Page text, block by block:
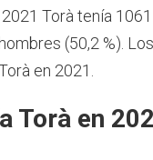
Torà tenía
(50,2 %).
en 2021.
Torà en